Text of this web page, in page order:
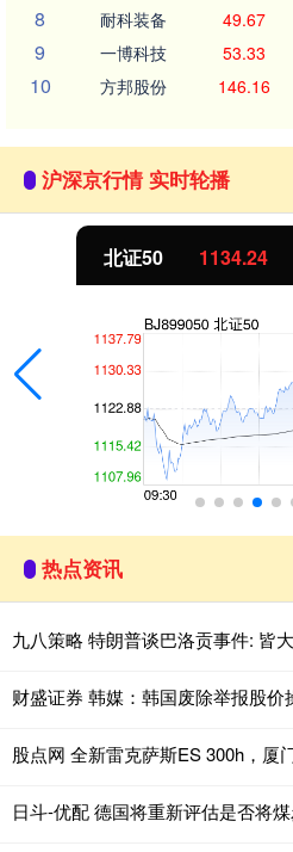
8 耐科装备 49.67
9 一博科技 53.33
10 方邦股份 146.16
沪深京行情 实时轮播
北证50 1134.24
热点资讯
九八策略 特朗普谈巴洛贡事件: 皆
财盛证券 韩媒：韩国废除举报股价
股点网 全新雷克萨斯ES 300h，厦
日斗-优配 德国将重新评估是否将